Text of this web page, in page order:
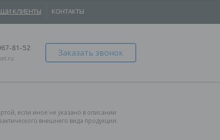
КЛИЕНТЫ КОНТАКТЫ
81-52 Заказать звонок
если иное не указано в описании
внешнего вида продукции.